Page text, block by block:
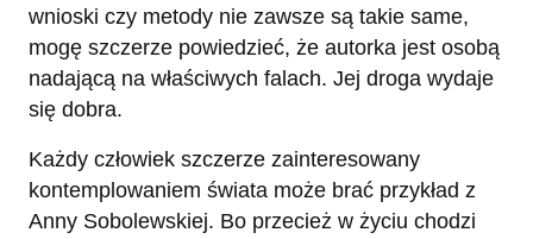
wnioski czy metody nie zawsze są takie same,
mogę szczerze powiedzieć, że autorka jest osobą
nadającą na właściwych falach. Jej droga wydaje
się dobra.
Każdy człowiek szczerze zainteresowany
kontemplowaniem świata może brać przykład z
Anny Sobolewskiej. Bo przecież w życiu chodzi